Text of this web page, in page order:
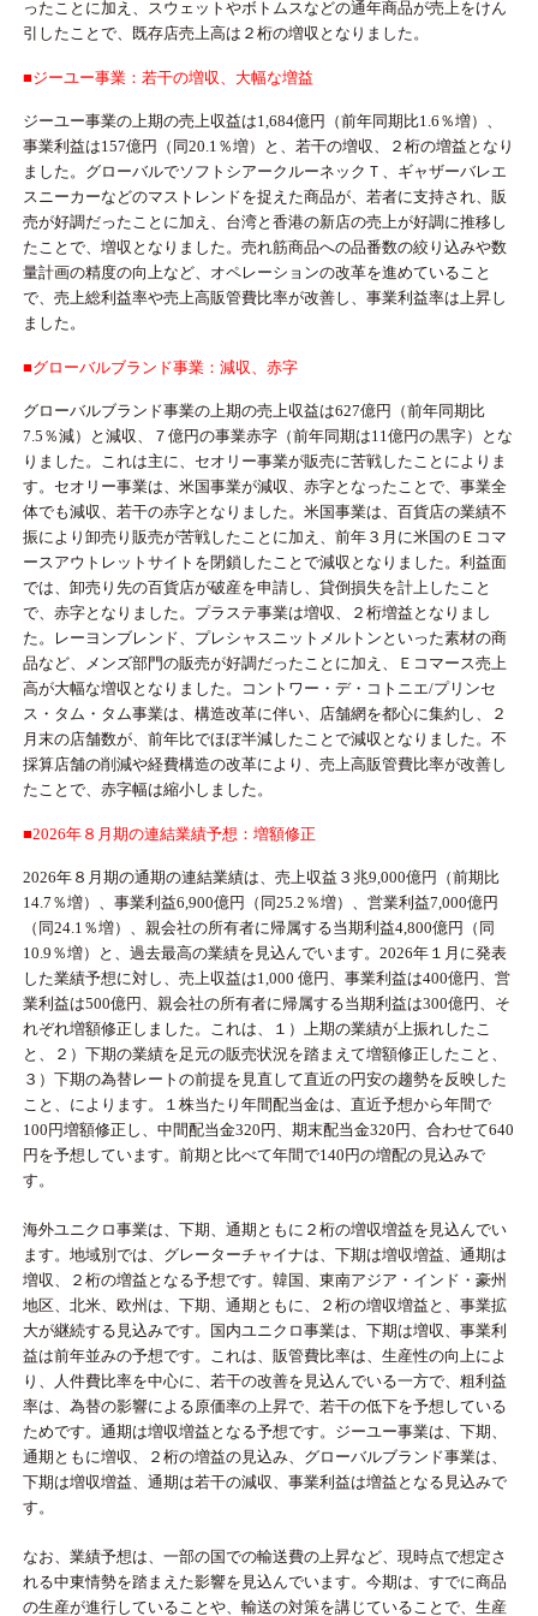
ったことに加え、スウェットやボトムスなどの通年商品が売上をけん
引したことで、既存店売上高は２桁の増収となりました。
■ジーユー事業：若干の増収、大幅な増益
ジーユー事業の上期の売上収益は1,684億円（前年同期比1.6％増）、
事業利益は157億円（同20.1％増）と、若干の増収、２桁の増益となり
ました。グローバルでソフトシアークルーネックＴ、ギャザーバレエ
スニーカーなどのマストレンドを捉えた商品が、若者に支持され、販
売が好調だったことに加え、台湾と香港の新店の売上が好調に推移し
たことで、増収となりました。売れ筋商品への品番数の絞り込みや数
量計画の精度の向上など、オペレーションの改革を進めていること
で、売上総利益率や売上高販管費比率が改善し、事業利益率は上昇し
ました。
■グローバルブランド事業：減収、赤字
グローバルブランド事業の上期の売上収益は627億円（前年同期比
7.5％減）と減収、７億円の事業赤字（前年同期は11億円の黒字）とな
りました。これは主に、セオリー事業が販売に苦戦したことによりま
す。セオリー事業は、米国事業が減収、赤字となったことで、事業全
体でも減収、若干の赤字となりました。米国事業は、百貨店の業績不
振により卸売り販売が苦戦したことに加え、前年３月に米国のＥコマ
ースアウトレットサイトを閉鎖したことで減収となりました。利益面
では、卸売り先の百貨店が破産を申請し、貸倒損失を計上したこと
で、赤字となりました。プラステ事業は増収、２桁増益となりまし
た。レーヨンブレンド、プレシャスニットメルトンといった素材の商
品など、メンズ部門の販売が好調だったことに加え、Ｅコマース売上
高が大幅な増収となりました。コントワー・デ・コトニエ/プリンセ
ス・タム・タム事業は、構造改革に伴い、店舗網を都心に集約し、２
月末の店舗数が、前年比でほぼ半減したことで減収となりました。不
採算店舗の削減や経費構造の改革により、売上高販管費比率が改善し
たことで、赤字幅は縮小しました。
■2026年８月期の連結業績予想：増額修正
2026年８月期の通期の連結業績は、売上収益３兆9,000億円（前期比
14.7％増）、事業利益6,900億円（同25.2％増）、営業利益7,000億円
（同24.1％増）、親会社の所有者に帰属する当期利益4,800億円（同
10.9％増）と、過去最高の業績を見込んでいます。2026年１月に発表
した業績予想に対し、売上収益は1,000 億円、事業利益は400億円、営
業利益は500億円、親会社の所有者に帰属する当期利益は300億円、そ
れぞれ増額修正しました。これは、１）上期の業績が上振れしたこ
と、２）下期の業績を足元の販売状況を踏まえて増額修正したこと、
３）下期の為替レートの前提を見直して直近の円安の趨勢を反映した
こと、によります。１株当たり年間配当金は、直近予想から年間で
100円増額修正し、中間配当金320円、期末配当金320円、合わせて640
円を予想しています。前期と比べて年間で140円の増配の見込みで
す。
海外ユニクロ事業は、下期、通期ともに２桁の増収増益を見込んでい
ます。地域別では、グレーターチャイナは、下期は増収増益、通期は
増収、２桁の増益となる予想です。韓国、東南アジア・インド・豪州
地区、北米、欧州は、下期、通期ともに、２桁の増収増益と、事業拡
大が継続する見込みです。国内ユニクロ事業は、下期は増収、事業利
益は前年並みの予想です。これは、販管費比率は、生産性の向上によ
り、人件費比率を中心に、若干の改善を見込んでいる一方で、粗利益
率は、為替の影響による原価率の上昇で、若干の低下を予想している
ためです。通期は増収増益となる予想です。ジーユー事業は、下期、
通期ともに増収、２桁の増益の見込み、グローバルブランド事業は、
下期は増収増益、通期は若干の減収、事業利益は増益となる見込みで
す。
なお、業績予想は、一部の国での輸送費の上昇など、現時点で想定さ
れる中東情勢を踏まえた影響を見込んでいます。今期は、すでに商品
の生産が進行していることや、輸送の対策を講じていることで、生産